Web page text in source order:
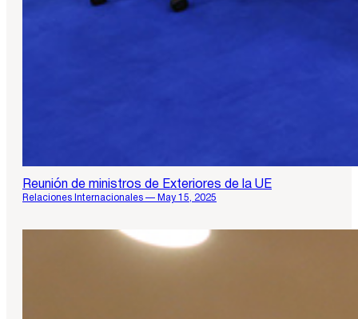
Reunión de ministros de Exteriores de la UE
Relaciones Internacionales — May 15, 2025